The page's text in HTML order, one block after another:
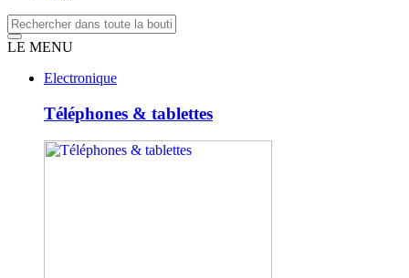
LE MENU
Electronique
Téléphones & tablettes